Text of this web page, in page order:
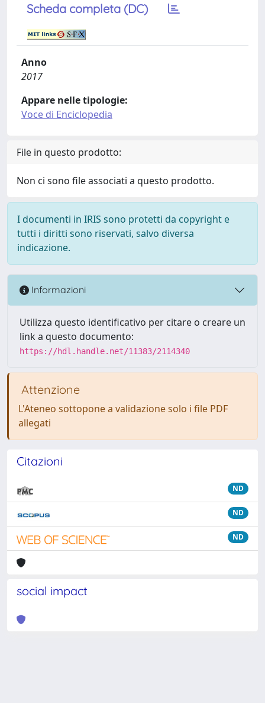
Scheda completa (DC)
Anno
2017
Appare nelle tipologie:
Voce di Enciclopedia
File in questo prodotto:
Non ci sono file associati a questo prodotto.
I documenti in IRIS sono protetti da copyright e
tutti i diritti sono riservati, salvo diversa
indicazione.
Informazioni
Utilizza questo identificativo per citare o creare un
link a questo documento:
https://hdl.handle.net/11383/2114340
Attenzione
L'Ateneo sottopone a validazione solo i file PDF
allegati
Citazioni
ND
ND
ND
social impact